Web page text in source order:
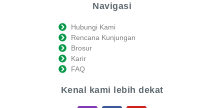
Navigasi
Hubungi Kami
Rencana Kunjungan
Brosur
Karir
FAQ
Kenal kami lebih dekat